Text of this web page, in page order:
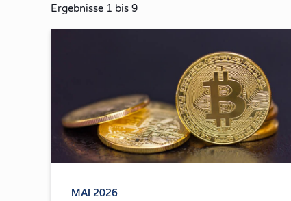
Ergebnisse 1 bis 9
MAI 2026